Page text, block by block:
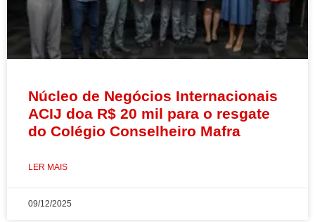
Núcleo de Negócios Internacionais
ACIJ doa R$ 20 mil para o resgate
do Colégio Conselheiro Mafra
LER MAIS
09/12/2025